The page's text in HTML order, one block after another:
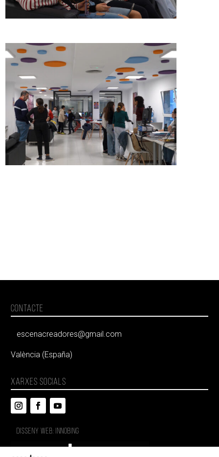
CONTACTE
escenacreadores@gmail.com
València (España)
XARXES SOCIALS
DISSENY WEB: INNOBING